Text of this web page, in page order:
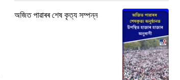
অজিত পাৱাৰৰ শেষ কৃত্য সম্পন্ন